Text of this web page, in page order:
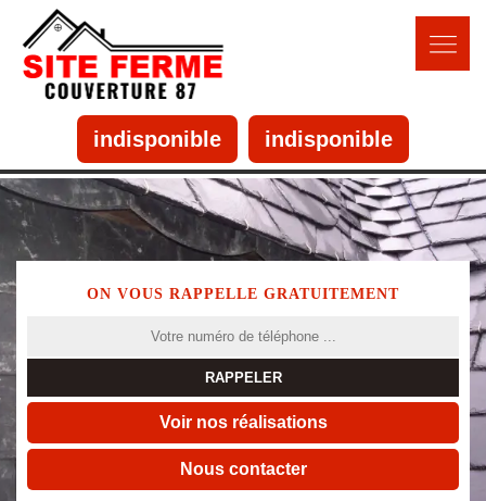
indisponible indisponible
ON VOUS RAPPELLE GRATUITEMENT
Voir nos réalisations
Nous contacter